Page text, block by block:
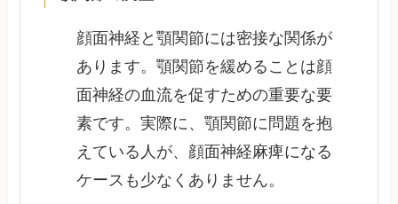
顔面神経と顎関節には密接な関係が
あります。顎関節を緩めることは顔
面神経の血流を促すための重要な要
素です。実際に、顎関節に問題を抱
えている人が、顔面神経麻痺になる
ケースも少なくありません。